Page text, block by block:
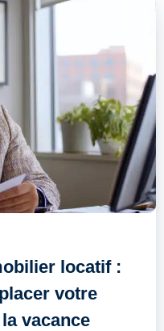
locatif :
votre
vacance